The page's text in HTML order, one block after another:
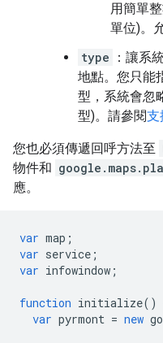
用簡單
單位)。
type
：讓系
地點。您只能
型，系統會忽
型)。請參閱支
您也必須傳遞回呼方法至
物件和
應。
var map ;
var service ;
var infowindow ;
function initialize()
var pyrmont = new